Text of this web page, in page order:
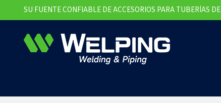
SU FUENTE CONFIABLE DE ACCESORIOS PARA TUBERÍAS